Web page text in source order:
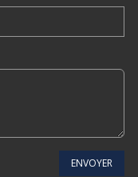
ENVOYER